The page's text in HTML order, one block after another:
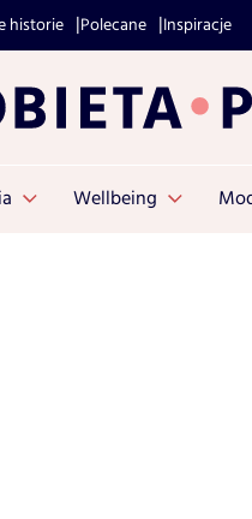
historie Polecane Inspiracje
Wellbeing